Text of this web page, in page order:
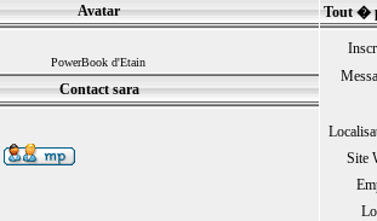
Avatar
Tout �
PowerBook d'Etain
Site
Contact sara